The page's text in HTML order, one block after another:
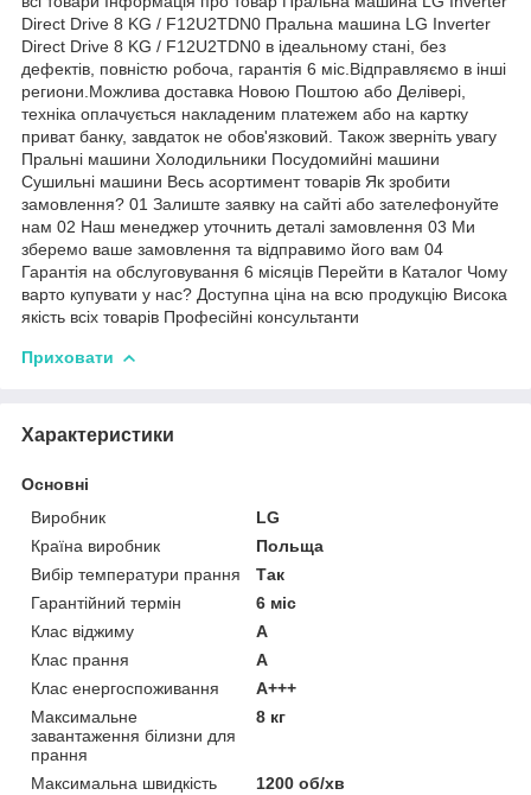
Direct Drive 8 KG / F12U2TDN0 Пральна машина LG Inverter
Direct Drive 8 KG / F12U2TDN0 в ідеальному стані, без
дефектів, повністю робоча, гарантія 6 міс.Відправляємо в інші
региони.Можлива доставка Новою Поштою або Делівері,
техніка оплачується накладеним платежем або на картку
приват банку, завдаток не обов'язковий. Також зверніть увагу
Пральні машини Холодильники Посудомийні машини
Сушильні машини Весь асортимент товарів Як зробити
замовлення? 01 Залиште заявку на сайті або зателефонуйте
нам 02 Наш менеджер уточнить деталі замовлення 03 Ми
зберемо ваше замовлення та відправимо його вам 04
Гарантія на обслуговування 6 місяців Перейти в Каталог Чому
варто купувати у нас? Доступна ціна на всю продукцію Висока
якість всіх товарів Професійні консультанти
Приховати
Характеристики
Основні
Виробник
LG
Країна виробник
Польща
Вибір температури прання
Так
Гарантійний термін
6 міс
Клас віджиму
A
Клас прання
A
Клас енергоспоживання
A+++
Максимальне
завантаження білизни для
прання
8 кг
Максимальна швидкість
1200 об/хв